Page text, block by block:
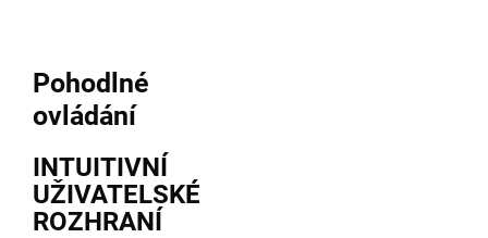
Pohodlné
ovládání
INTUITIVNÍ
UŽIVATELSKÉ
ROZHRANÍ